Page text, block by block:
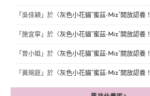
「 吳佳穎 」於〈灰色小花貓“蜜茲-Miz”開放認養！
「 施宜寧 」於〈灰色小花貓“蜜茲-Miz”開放認養！
「 曾小姐 」於〈灰色小花貓“蜜茲-Miz”開放認養！
「 黃琬庭」於〈灰色小花貓“蜜茲-Miz”開放認養！